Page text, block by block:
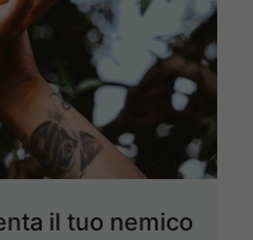
il tuo nemico